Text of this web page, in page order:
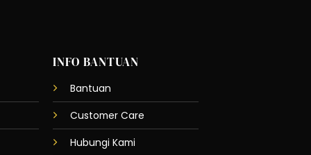
INFO BANTUAN
Bantuan
Customer Care
Hubungi Kami